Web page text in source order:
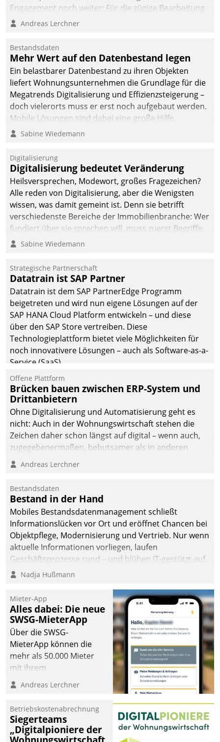
Engagement noch weiter: Für die zügige Bearbeitung
von Beschwerden – oder Lob – richtet das
und Beschwerde-Management einen eigenen Kanal
ein.
Andreas Lerchner
Bestandsdaten
Mehr Wert auf den Datenbestand legen
Ein belastbarer Datenbestand zu ihren Objekten
liefert Wohnungsunternehmen die Grundlage für die
Megatrends Digitalisierung und Effizienzsteigerung –
doch vielerorts muss er erst noch aufgebaut werden.
Mobile Lösungen sind dabei eine große Hilfe.
Sabine Wiedemann
Digitalisierung
Digitalisierung bedeutet Veränderung
Heilsversprechen, Modewort, großes Fragezeichen?
Alle reden von Digitalisierung, aber die Wenigsten
wissen, was damit gemeint ist. Denn sie betrifft
verschiedenste Bereiche der Immobilienbranche: Wer
fundiert über sie sprechen will, muss zuerst Begriffe
klären. Ein Aspekt ist die betriebliche Optimierung:
Einsparungen durch optimierte und automatisierte
Prozesse. Doch man darf nicht zu viel erwarten: Allein
mit der Einführung einer neuen Software ist es nicht
getan. Die Digitalisierung erfordert von Unternehmen
die Bereitschaft, sich zu überprüfen, zu hinterfragen
und zu verändern.
Sabine Wiedemann
Strategische Partnerschaft
Datatrain ist SAP Partner
Datatrain ist dem SAP PartnerEdge Programm
beigetreten und wird nun eigene Lösungen auf der
SAP HANA Cloud Platform entwickeln – und diese
über den SAP Store vertreiben. Diese
Technologieplattform bietet viele Möglichkeiten für
noch innovativere Lösungen – auch als Software-as-a-
Service (SaaS).
Offene Plattform
Brücken bauen zwischen ERP-System und
Drittanbietern
Ohne Digitalisierung und Automatisierung geht es
nicht: Auch in der Wohnungswirtschaft stehen die
Zeichen daher schon längst auf digital – wenn auch,
zugegebenermaßen, behutsamer als in anderen
Branchen.
Andreas Lerchner
Bestandsdaten
Bestand in der Hand
Mobiles Bestandsdatenmanagement schließt
Informationslücken vor Ort und eröffnet Chancen bei
Objektpflege, Modernisierung und Vertrieb. Nur wenn
aktuelle Informationen vorliegen, laufen
Geschäftsprozesse rund – und blühen IT-gestützt auf.
Nadja Hußmann
Mieter-App
Alles dabei: Die neue
SWSG-MieterApp
Über die SWSG-
MieterApp können die
mehr als 50.000 Mieter
mit ihrem
Wohnungsunternehmen
kommunizieren, auf dem
einsehen und ändern
oder
Schadensmeldungen
Andreas Lerchner
Betriebskostenabrechnung
Siegerteams
„Digitalpioniere der